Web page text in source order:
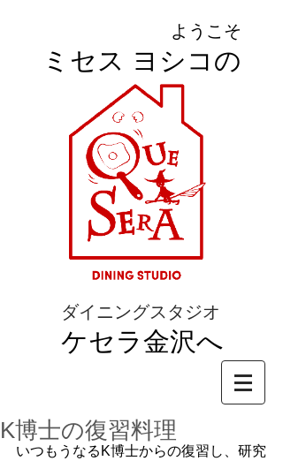
ようこそ
ミセス ヨシコの
ダイニングスタジオ
ケセラ金沢へ
K博士の復習料理
いつもうなるK博士からの復習し、研究